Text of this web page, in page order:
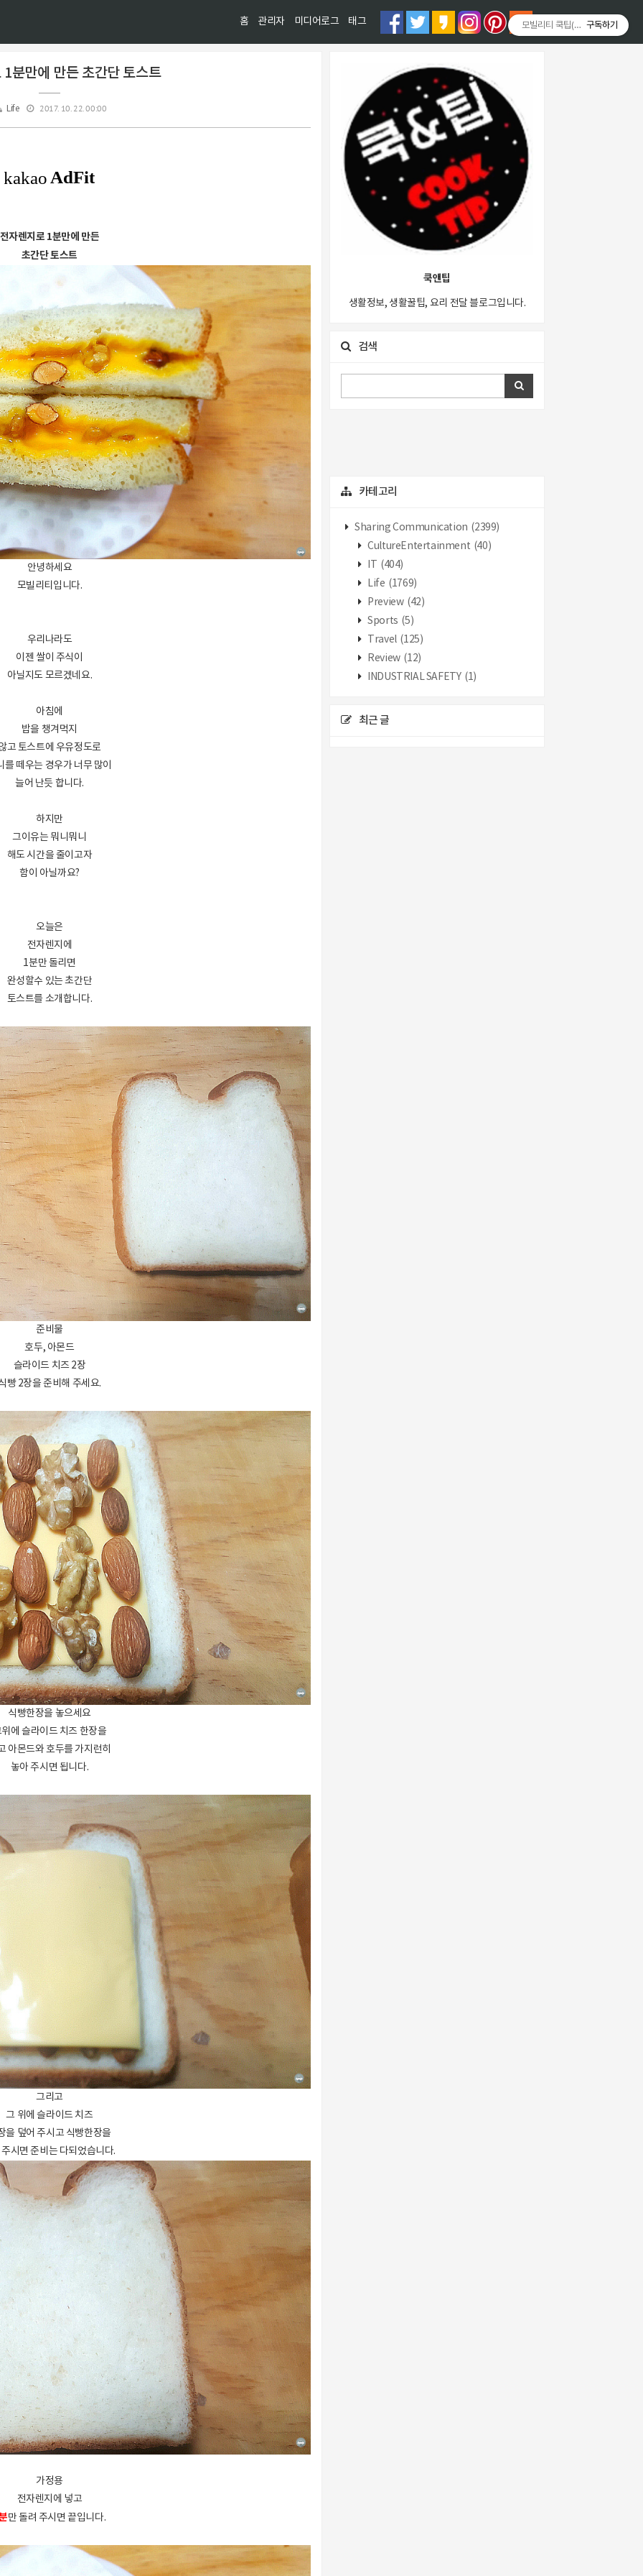
홈 관리자 미디어로그 태그
1분만에 만든 초간단 토스트
Life 2017. 10. 22. 00:00
전자렌지로 1분만에 만든
초간단 토스트
안녕하세요
모빌리티입니다.
우리나라도
이젠 쌀이 주식이
아닐지도 모르겠네요.
아침에
밥을 챙겨먹지
고 토스트에 우유정도로
를 떼우는 경우가 너무 많이
늘어 난듯 합니다.
하지만
그이유는 뭐니뭐니
해도 시간을 줄이고자
함이 아닐까요?
오늘은
전자렌지에
1분만 돌리면
완성할수 있는 초간단
토스트를 소개합니다.
준비물
호두, 아몬드
슬라이드 치즈 2장
빵 2장을 준비해 주세요.
식빵한장을 놓으세요
에 슬라이드 치즈 한장을
아몬드와 호두를 가지런히
놓아 주시면 됩니다.
그리고
그 위에 슬라이드 치즈
을 덮어 주시고 식빵한장을
시면 준비는 다되었습니다.
가정용
전자렌지에 넣고
만 돌려 주시면 끝입니다.
쿡앤팁
생활정보, 생활꿀팁, 요리 전달 블로그입니다.
검색
카테고리
Sharing Communication (2399)
CultureEntertainment (40)
(404)
Life (1769)
Preview (42)
Sports (5)
Travel (125)
Review (12)
INDUSTRIAL SAFETY (1)
최근 글
티스토리툴바
모빌리티 쿡팁(Mobility
구독하기